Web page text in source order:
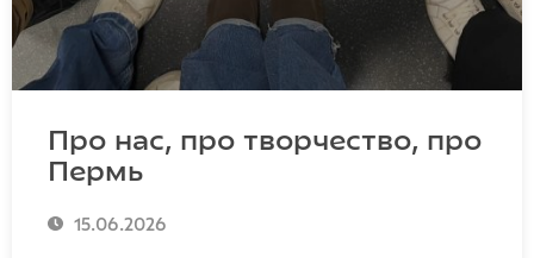
Про нас, про творчество, про
Пермь
15.06.2026